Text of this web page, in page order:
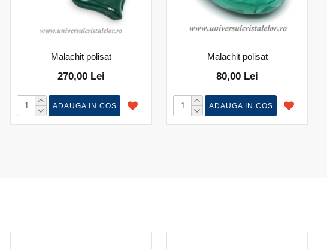
Malachit polisat
270,00 Lei
ADAUGA IN COS
Malachit polisat
80,00 Lei
ADAUGA IN COS